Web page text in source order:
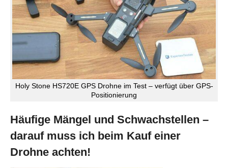
Holy Stone HS720E GPS Drohne im Test – verfügt über GPS-
Positionierung
Häufige Mängel und Schwachstellen –
darauf muss ich beim Kauf einer
Drohne achten!